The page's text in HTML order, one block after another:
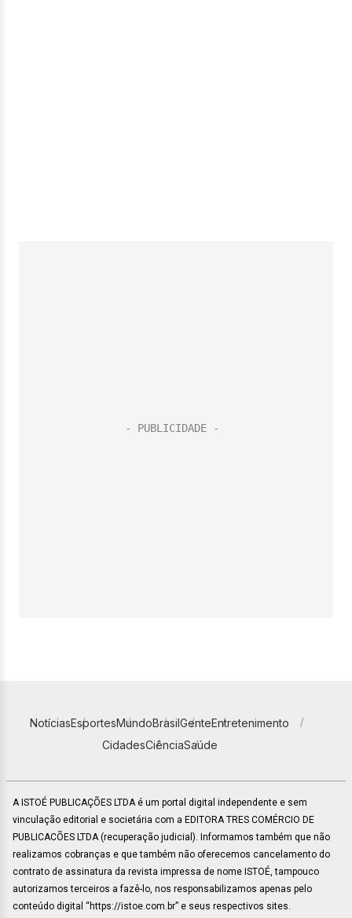
NotíciasEsportesMundoBrasilGenteEntretenimento
CidadesCiênciaSaúde
A ISTOÉ PUBLICAÇÕES LTDA é um portal digital independente e sem
vinculação editorial e societária com a EDITORA TRES COMÉRCIO DE
PUBLICACÕES LTDA (recuperação judicial). Informamos também que não
realizamos cobranças e que também não oferecemos cancelamento do
contrato de assinatura da revista impressa de nome ISTOÉ, tampouco
autorizamos terceiros a fazê-lo, nos responsabilizamos apenas pelo
conteúdo digital “https://istoe.com.br” e seus respectivos sites.